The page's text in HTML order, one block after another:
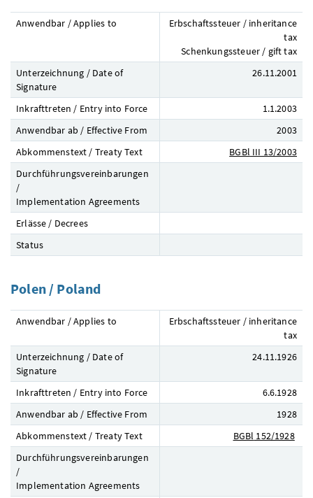
Anwendbar / Applies to
Erbschaftssteuer / inheritance
tax
Schenkungssteuer / gift tax
Unterzeichnung / Date of
Signature
26.11.2001
Inkrafttreten / Entry into Force
1.1.2003
Anwendbar ab / Effective From
2003
Abkommenstext / Treaty Text
BGBl III 13/2003
Durchführungsvereinbarungen
/
Implementation Agreements
Erlässe / Decrees
Status
Polen / Poland
Anwendbar / Applies to
Erbschaftssteuer / inheritance
tax
Unterzeichnung / Date of
Signature
24.11.1926
Inkrafttreten / Entry into Force
6.6.1928
Anwendbar ab / Effective From
1928
Abkommenstext / Treaty Text
BGBl 152/1928
Durchführungsvereinbarungen
/
Implementation Agreements